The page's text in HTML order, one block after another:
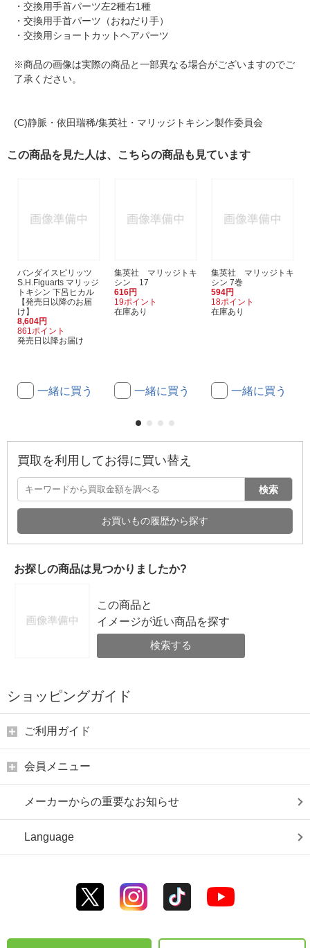
・交換用手首パーツ左2種右1種
・交換用手首パーツ（おねだり手）
・交換用ショートカットヘアパーツ
※商品の画像は実際の商品と一部異なる場合がございますのでご
了承ください。
(C)静脈・依田瑞稀/集英社・マリッジトキシン製作委員会
この商品を見た人は、こちらの商品も見ています
バンダイスピリッツ
S.H.Figuarts マリッジ
トキシン 下呂ヒカル
【発売日以降のお届
け】
8,604円
861ポイント
発売日以降お届け
一緒に買う
集英社 マリッジトキ
シン 17
616円
19ポイント
在庫あり
一緒に買う
集英社 マリッジトキ
シン 7巻
594円
18ポイント
在庫あり
一緒に買う
買取を利用してお得に買い替え
検索
お買いもの履歴から探す
お探しの商品は見つかりましたか?
この商品と
イメージが近い商品を探す
検索する
ショッピングガイド
ご利用ガイド
会員メニュー
メーカーからの重要なお知らせ
Language